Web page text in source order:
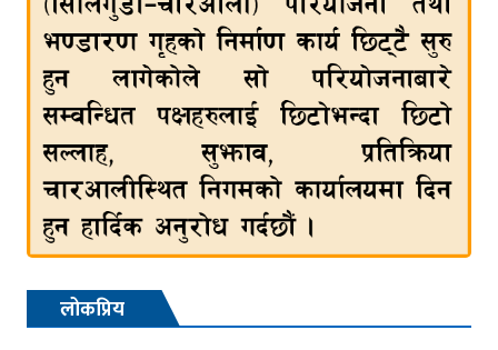
लोकप्रिय